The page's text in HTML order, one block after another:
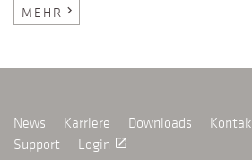
MEHR chevron_right
News Karriere Downloads
Support
Login launch